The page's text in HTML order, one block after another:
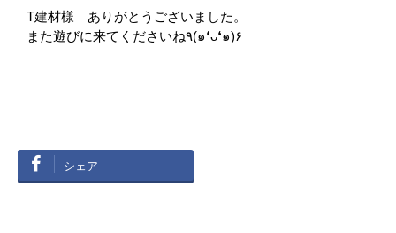
T建材様 ありがとうございました。
また遊びに来てくださいね٩(๑❛ᴗ❛๑)۶
シェア